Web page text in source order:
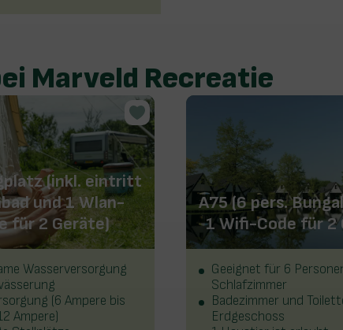
Marveld Recreatie
(inkl. eintritt
und 1 Wlan-
für 2 Geräte)
Wasserversorgung
(6 Ampere bis
Ampere)
A75 (6 pers.
1 Wifi-Code für 2
Geeignet für 6
Schlafzimmer
Badezimmer und
Erdgeschoss